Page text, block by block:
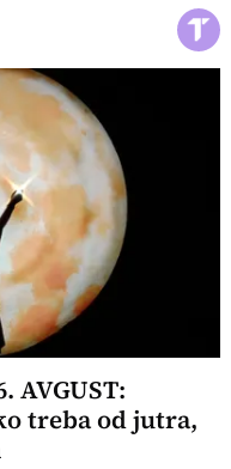
AVGUST:
treba od jutra,